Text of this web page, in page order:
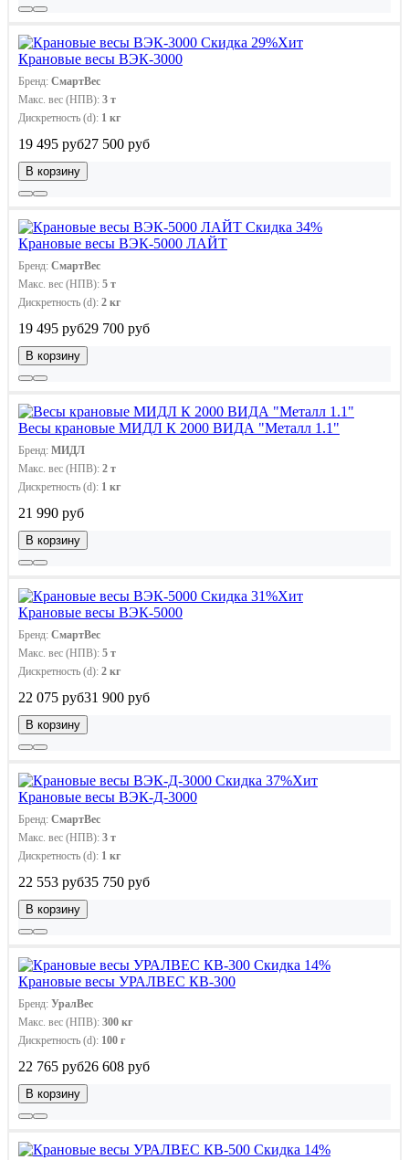
Скидка 29%Хит
Крановые весы ВЭК-3000
Бренд: СмартВес
Макс. вес (НПВ): 3 т
Дискретность (d): 1 кг
19 495 руб27 500 руб
В корзину
Скидка 34%
Крановые весы ВЭК-5000 ЛАЙТ
Бренд: СмартВес
Макс. вес (НПВ): 5 т
Дискретность (d): 2 кг
19 495 руб29 700 руб
В корзину
Весы крановые МИДЛ К 2000 ВИДА "Металл 1.1"
Бренд: МИДЛ
Макс. вес (НПВ): 2 т
Дискретность (d): 1 кг
21 990 руб
В корзину
Скидка 31%Хит
Крановые весы ВЭК-5000
Бренд: СмартВес
Макс. вес (НПВ): 5 т
Дискретность (d): 2 кг
22 075 руб31 900 руб
В корзину
Скидка 37%Хит
Крановые весы ВЭК-Д-3000
Бренд: СмартВес
Макс. вес (НПВ): 3 т
Дискретность (d): 1 кг
22 553 руб35 750 руб
В корзину
Скидка 14%
Крановые весы УРАЛВЕС КВ-300
Бренд: УралВес
Макс. вес (НПВ): 300 кг
Дискретность (d): 100 г
22 765 руб26 608 руб
В корзину
Скидка 14%